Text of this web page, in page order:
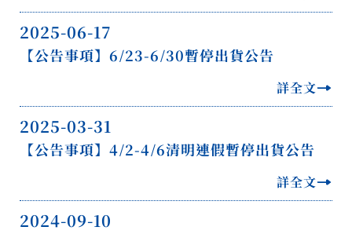
2025-06-17
【公告事項】6/23-6/30暫停出貨公告
詳全文
2025-03-31
【公告事項】4/2-4/6清明連假暫停出貨公告
詳全文
2024-09-10